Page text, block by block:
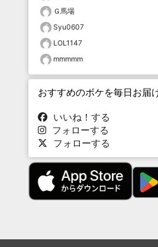
Ｇ馬場
Syu0607
LOL1147
mmmmm
おすすめのボケを毎日お届
いいね！する
フォローする
フォローする